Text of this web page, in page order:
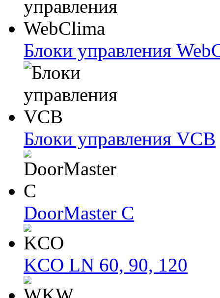
Блоки упрaвлeния
Блоки упрaвлeния VCB
DoorMaster C
KCO LN 60, 90, 120